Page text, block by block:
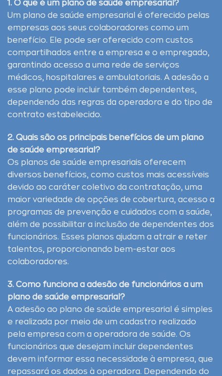
1. O que é um plano de saúde empresarial?
Um plano de saúde empresarial é oferecido pelas
empresas aos seus colaboradores como um
benefício. Ele pode ser oferecido com custos
compartilhados entre a empresa e o empregado,
garantindo acesso a uma rede de serviços
médicos, hospitalares e ambulatoriais. A adesão a
esse plano pode incluir também dependentes,
dependendo das regras da operadora e do tipo de
contrato estabelecido.
2. Quais são os principais benefícios de um plano
de saúde empresarial?
Os planos de saúde empresariais oferecem
diversos benefícios, como custos mais acessíveis
devido ao caráter coletivo da contratação, uma
maior variedade de opções de cobertura, acesso a
programas de prevenção e cuidados com a saúde,
além de possibilitar a inclusão de dependentes dos
funcionários. Esses planos ajudam a atrair e reter
talentos, proporcionando bem-estar aos
colaboradores.
3. Como funciona a adesão de funcionários a um
plano de saúde empresarial?
A adesão ao plano de saúde empresarial é simples
e realizada por meio de um cadastro realizado
pela empresa com a operadora de saúde. Os
funcionários que desejam incluir dependentes
devem informar essa necessidade à empresa, que
repassará os dados à operadora. Dependendo do